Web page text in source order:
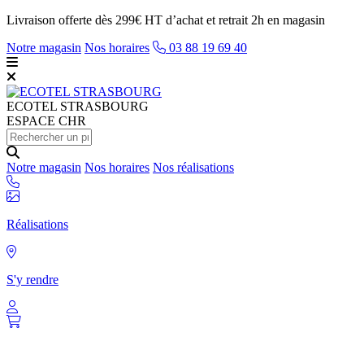
Livraison offerte dès 299€ HT d’achat et retrait 2h en magasin
Notre magasin Nos horaires 03 88 19 69 40
ECOTEL STRASBOURG
ESPACE CHR
Notre magasin Nos horaires Nos réalisations
Réalisations
S'y rendre